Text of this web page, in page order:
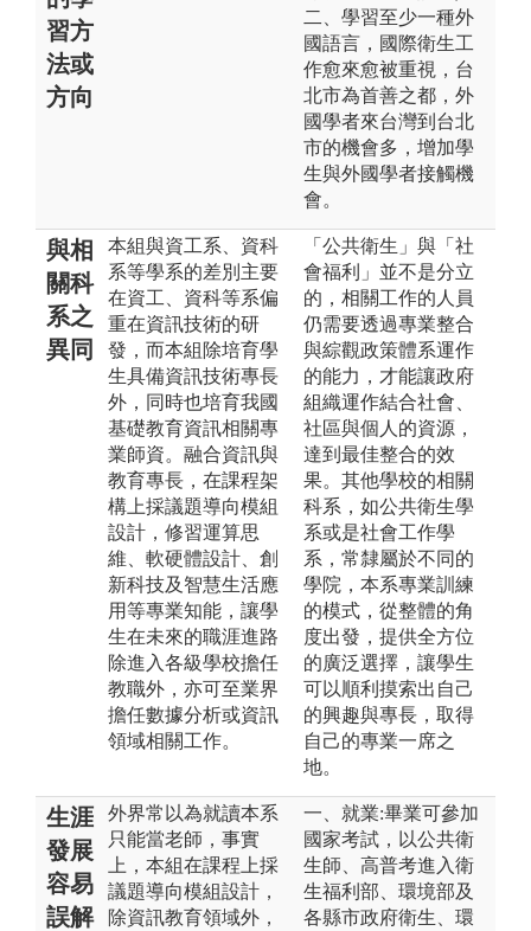
習方
法或
方向
二、學習至少一種外
國語言，國際衛生工
作愈來愈被重視，台
北市為首善之都，外
國學者來台灣到台北
市的機會多，增加學
生與外國學者接觸機
會。
與相
關科
系之
異同
本組與資工系、資科
系等學系的差別主要
在資工、資科等系偏
重在資訊技術的研
發，而本組除培育學
生具備資訊技術專長
外，同時也培育我國
基礎教育資訊相關專
業師資。融合資訊與
教育專長，在課程架
構上採議題導向模組
設計，修習運算思
維、軟硬體設計、創
新科技及智慧生活應
用等專業知能，讓學
生在未來的職涯進路
除進入各級學校擔任
教職外，亦可至業界
擔任數據分析或資訊
領域相關工作。
「公共衛生」與「社
會福利」並不是分立
的，相關工作的人員
仍需要透過專業整合
與綜觀政策體系運作
的能力，才能讓政府
組織運作結合社會、
社區與個人的資源，
達到最佳整合的效
果。其他學校的相關
科系，如公共衛生學
系或是社會工作學
系，常隸屬於不同的
學院，本系專業訓練
的模式，從整體的角
度出發，提供全方位
的廣泛選擇，讓學生
可以順利摸索出自己
的興趣與專長，取得
自己的專業一席之
地。
生涯
發展
容易
誤解
外界常以為就讀本系
只能當老師，事實
上，本組在課程上採
議題導向模組設計，
除資訊教育領域外，
一、就業:畢業可參加
國家考試，以公共衛
生師、高普考進入衛
生福利部、環境部及
各縣市政府衛生、環